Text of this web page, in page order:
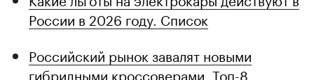
России в 2026 году. Список
Российский рынок завалят новыми
гибридными кроссоверами. Топ-8